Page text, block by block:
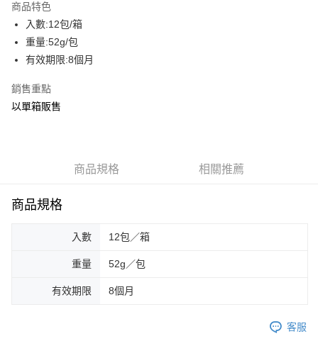
街口支付
AFTEE先享後付
相關說明
AFTEE先享後付是「在收到商品之後才付款」的支付方式。 讓您購物簡單
便利好安心！
【「AFTEE先享後付」結帳流程】
２．訂單成立數日內，您將收到繳費通知簡訊。
ATM／網路銀行／等多元方式進行付款，方視為交易完成。
購買商品的店家。未經商家同意取消之訂單仍視為有效，需透過AFTEE先享
後付繳納相關費用。
※ 交易是否成功請以「AFTEE先享後付 」之結帳頁面顯示為準，若有關於
是否繳費成功／繳費後需取消欲退款等相關疑問，請聯繫「AFTEE先享後付
ATM付款
每筆NT$130，滿NT$2,000(含以上)免運費
每筆NT$190，滿NT$2,600(含以上)免運費
商品特色
入數:12包/箱
重量:52g/包
有效期限:8個月
銷售重點
以單箱販售
商品規格 相關推薦
商品規格
入數 12包／箱
重量 52g／包
有效期限 8個月
客服